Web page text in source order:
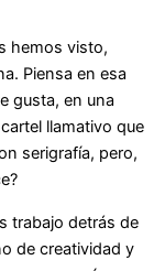
hemos visto,
Piensa en esa
gusta, en una
llamativo que
serigrafía, pero,
trabajo detrás de
de creatividad y